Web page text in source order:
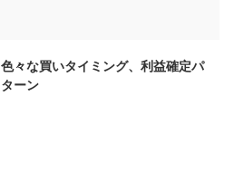
色々な買いタイミング、利益確定パ
ターン